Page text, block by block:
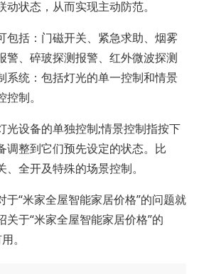
状态，从而实现主动防范。
包括：门磁开关、紧急求助、烟雾
警、碎玻探测报警、红外微波探测
系统：包括灯光的单一控制和情景
制。
光设备的单独控制;情景控制指按下
调整到它们预先设定的状态。比
全开及特殊的场景控制。
于“米家全屋智能家居价格”的问题就
于“米家全屋智能家居价格”的
。